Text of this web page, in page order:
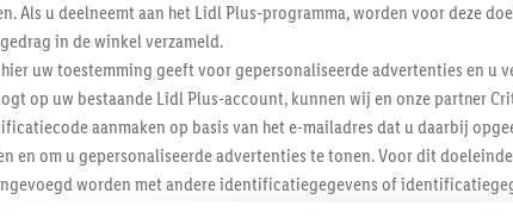
Als u deelneemt aan het Lidl Plus-programma, worden voor deze
in de winkel verzameld.
uw toestemming geeft voor gepersonaliseerde advertenties en u
op uw bestaande Lidl Plus-account, kunnen wij en onze partner
aanmaken op basis van het e-mailadres dat u daarbij
en om u gepersonaliseerde advertenties te tonen. Voor dit
worden met andere identificatiegegevens of